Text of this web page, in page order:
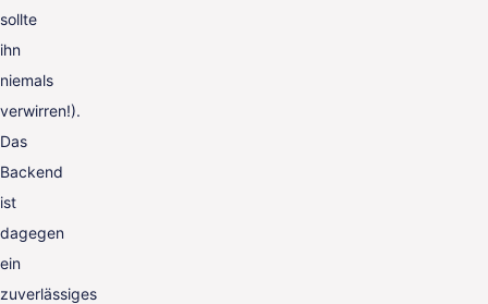
sollte
ihn
niemals
verwirren!).
Das
Backend
ist
dagegen
ein
zuverlässiges